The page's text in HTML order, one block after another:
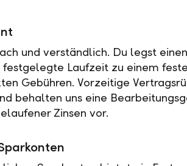
und verständlich. Du legst
festgelegte Laufzeit zu einem
Gebühren. Vorzeitige
behalten uns eine
Zinsen vor.